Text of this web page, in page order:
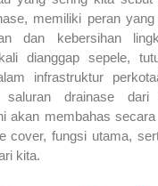
memiliki peran
dan kebersihan
dianggap sepele,
infrastruktur
saluran drainase dari
akan membahas
cover, fungsi utama,
kita.